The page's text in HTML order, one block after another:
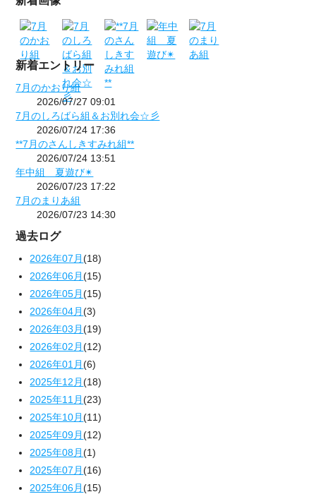
新着エントリー
7月のかおり組
2026/07/27 09:01
7月のしろばら組＆お別れ会☆彡
2026/07/24 17:36
**7月のさんしきすみれ組**
2026/07/24 13:51
年中組 夏遊び✴
2026/07/23 17:22
7月のまりあ組
2026/07/23 14:30
過去ログ
2026年07月(18)
2026年06月(15)
2026年05月(15)
2026年04月(3)
2026年03月(19)
2026年02月(12)
2026年01月(6)
2025年12月(18)
2025年11月(23)
2025年10月(11)
2025年09月(12)
2025年08月(1)
2025年07月(16)
2025年06月(15)